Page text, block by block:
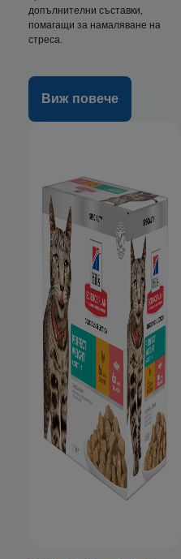
допълнителни съставки,
помагащи за намаляване на
стреса.
Виж повече